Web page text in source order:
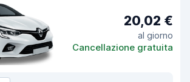
20,02 €
al giorno
Cancellazione gratuita